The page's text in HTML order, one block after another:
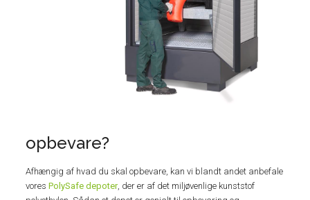
opbevare?
Afhængig af hvad du skal opbevare, kan vi blandt andet anbefale
voresPolySafe depoter, der er af det miljøvenlige kunststof